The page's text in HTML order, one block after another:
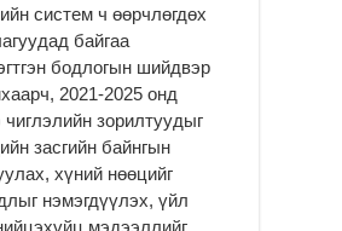
систем ч өөрчлөгдөх
байгаа
бодлогын шийдвэр
2021-2025 онд
зорилтуудыг
засгийн байнгын
хүний нөөцийг
нэмэгдүүлэх, үйл